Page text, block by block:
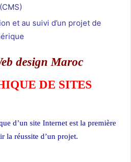
et au suivi d’un projet de
design Maroc
DE SITES
d’un site Internet est la première
la réussite d’un projet.